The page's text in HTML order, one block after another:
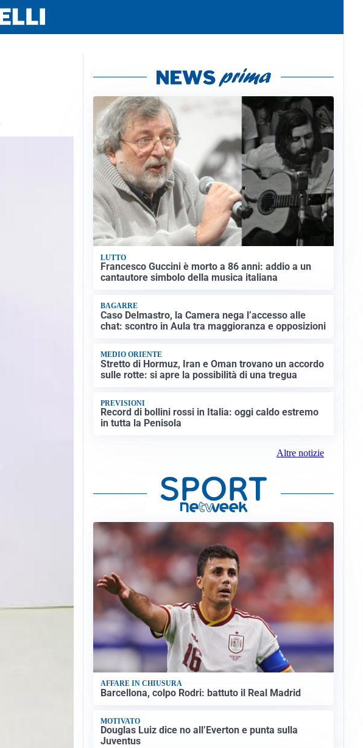
LUTTO
Francesco Guccini è morto a 86 anni: addio a un
cantautore simbolo della musica italiana
BAGARRE
Caso Delmastro, la Camera nega l’accesso alle
chat: scontro in Aula tra maggioranza e opposizioni
MEDIO ORIENTE
Stretto di Hormuz, Iran e Oman trovano un accordo
sulle rotte: si apre la possibilità di una tregua
PREVISIONI
Record di bollini rossi in Italia: oggi caldo estremo
in tutta la Penisola
Altre notizie
AFFARE IN CHIUSURA
Barcellona, colpo Rodri: battuto il Real Madrid
MOTIVATO
Douglas Luiz dice no all’Everton e punta sulla
Juventus